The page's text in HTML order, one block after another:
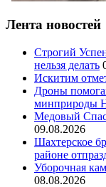
Лента новостей
Строгий
нельзя делать
Искитим
Дроны
минприроды
Медовый
09.08.2026
Шахтерское
районе
Уборочная
08.08.2026